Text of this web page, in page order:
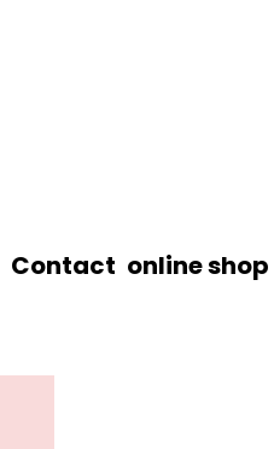
Contact online shop